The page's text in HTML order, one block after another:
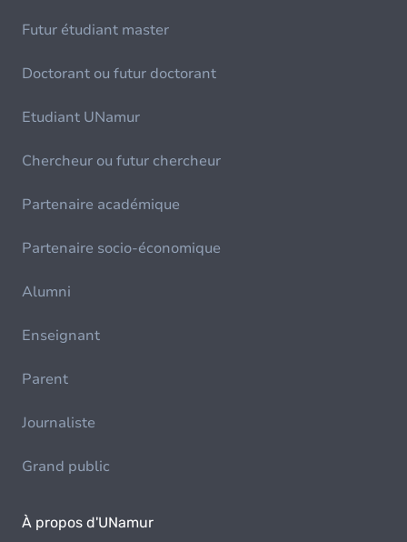
Futur étudiant master
Doctorant ou futur doctorant
Etudiant UNamur
Chercheur ou futur chercheur
Partenaire académique
Partenaire socio-économique
Alumni
Enseignant
Parent
Journaliste
Grand public
À propos d'UNamur